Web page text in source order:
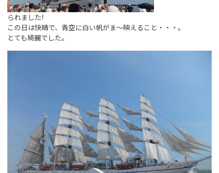
られました!
この日は快晴で、青空に白い帆がま～映えること・・・。
とても綺麗でした。